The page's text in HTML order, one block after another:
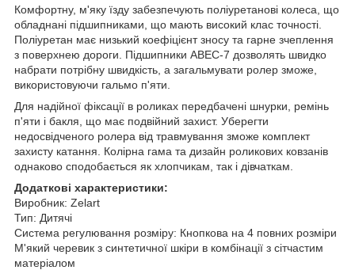
Комфортну, м'яку їзду забезпечують поліуретанові колеса, що
обладнані підшипниками, що мають високий клас точності.
Поліуретан має низький коефіцієнт зносу та гарне зчеплення
з поверхнею дороги.
Підшипники ABEC-7 дозволять швидко
набрати потрібну швидкість, а загальмувати ролер зможе,
використовуючи гальмо п'яти.
Для надійної фіксації в роликах передбачені шнурки, ремінь
п'яти і бакля, що має подвійний захист. Уберегти
недосвідченого ролера від травмування зможе комплект
захисту катання.
Колірна гама та дизайн роликових ковзанів
однаково сподобається як хлопчикам, так і дівчаткам.
Додаткові характеристики:
Виробник: Zelart
Тип: Дитячі
Система регулювання розміру: Кнопкова на 4 повних розміри
М'який черевик з синтетичної шкіри в комбінації з сітчастим
матеріалом